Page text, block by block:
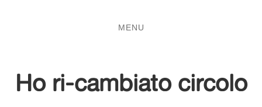
MENU
Ho ri-cambiato circolo